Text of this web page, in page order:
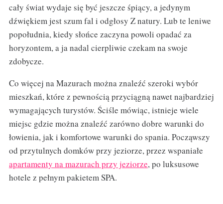
cały świat wydaje się być jeszcze śpiący, a jedynym
dźwiękiem jest szum fal i odgłosy Z natury. Lub te leniwe
popołudnia, kiedy słońce zaczyna powoli opadać za
horyzontem, a ja nadal cierpliwie czekam na swoje
zdobycze.
Co więcej na Mazurach można znaleźć szeroki wybór
mieszkań, które z pewnością przyciągną nawet najbardziej
wymagających turystów. Ściśle mówiąc, istnieje wiele
miejsc gdzie można znaleźć zarówno dobre warunki do
łowienia, jak i komfortowe warunki do spania. Począwszy
od przytulnych domków przy jeziorze, przez wspaniałe
apartamenty na mazurach przy jeziorze, po luksusowe
hotele z pełnym pakietem SPA.